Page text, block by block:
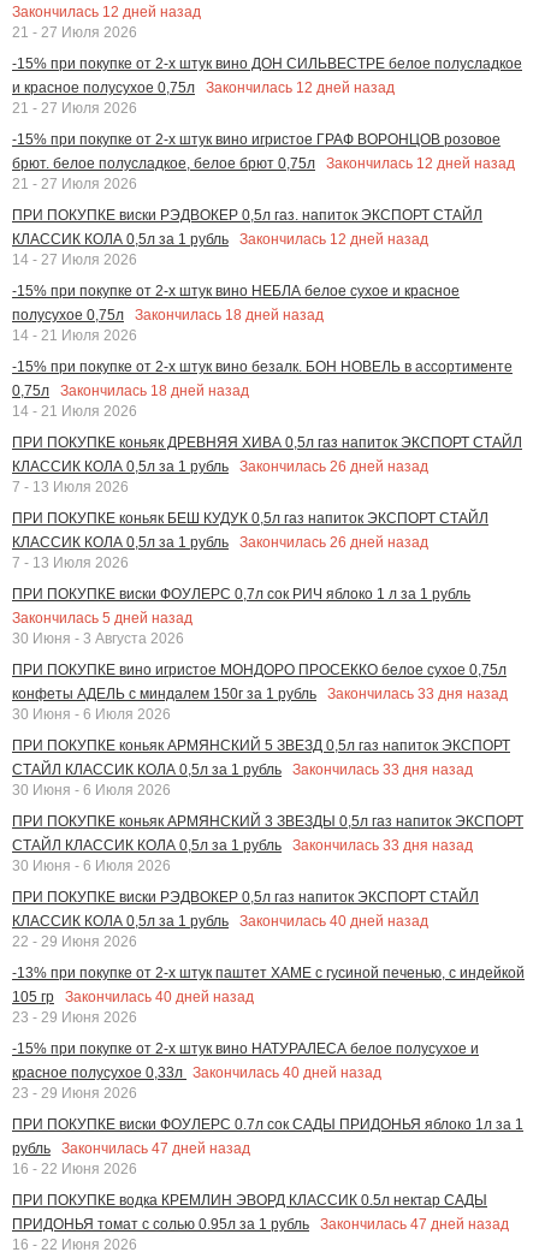
Закончилась 12 дней назад
21 - 27 Июля 2026
-15% при покупке от 2-х штук вино ДОН СИЛЬВЕСТРЕ белое полусладкое
и красное полусухое 0,75л
Закончилась 12 дней назад
21 - 27 Июля 2026
-15% при покупке от 2-х штук вино игристое ГРАФ ВОРОНЦОВ розовое
брют. белое полусладкое, белое брют 0,75л
Закончилась 12 дней назад
21 - 27 Июля 2026
ПРИ ПОКУПКЕ виски РЭДВОКЕР 0,5л газ. напиток ЭКСПОРТ СТАЙЛ
КЛАССИК КОЛА 0,5л за 1 рубль
Закончилась 12 дней назад
14 - 27 Июля 2026
-15% при покупке от 2-х штук вино НЕБЛА белое сухое и красное
полусухое 0,75л
Закончилась 18 дней назад
14 - 21 Июля 2026
-15% при покупке от 2-х штук вино безалк. БОН НОВЕЛЬ в ассортименте
0,75л
Закончилась 18 дней назад
14 - 21 Июля 2026
ПРИ ПОКУПКЕ коньяк ДРЕВНЯЯ ХИВА 0,5л газ напиток ЭКСПОРТ СТАЙЛ
КЛАССИК КОЛА 0,5л за 1 рубль
Закончилась 26 дней назад
7 - 13 Июля 2026
ПРИ ПОКУПКЕ коньяк БЕШ КУДУК 0,5л газ напиток ЭКСПОРТ СТАЙЛ
КЛАССИК КОЛА 0,5л за 1 рубль
Закончилась 26 дней назад
7 - 13 Июля 2026
ПРИ ПОКУПКЕ виски ФОУЛЕРС 0,7л сок РИЧ яблоко 1 л за 1 рубль
Закончилась 5 дней назад
30 Июня - 3 Августа 2026
ПРИ ПОКУПКЕ вино игристое МОНДОРО ПРОСЕККО белое сухое 0,75л
конфеты АДЕЛЬ с миндалем 150г за 1 рубль
Закончилась 33 дня назад
30 Июня - 6 Июля 2026
ПРИ ПОКУПКЕ коньяк АРМЯНСКИЙ 5 ЗВЕЗД 0,5л газ напиток ЭКСПОРТ
СТАЙЛ КЛАССИК КОЛА 0,5л за 1 рубль
Закончилась 33 дня назад
30 Июня - 6 Июля 2026
ПРИ ПОКУПКЕ коньяк АРМЯНСКИЙ 3 ЗВЕЗДЫ 0,5л газ напиток ЭКСПОРТ
СТАЙЛ КЛАССИК КОЛА 0,5л за 1 рубль
Закончилась 33 дня назад
30 Июня - 6 Июля 2026
ПРИ ПОКУПКЕ виски РЭДВОКЕР 0,5л газ напиток ЭКСПОРТ СТАЙЛ
КЛАССИК КОЛА 0,5л за 1 рубль
Закончилась 40 дней назад
22 - 29 Июня 2026
-13% при покупке от 2-х штук паштет ХАМЕ с гусиной печенью, с индейкой
105 гр
Закончилась 40 дней назад
23 - 29 Июня 2026
-15% при покупке от 2-х штук вино НАТУРАЛЕСА белое полусухое и
красное полусухое 0,33л Закончилась 40 дней назад
23 - 29 Июня 2026
ПРИ ПОКУПКЕ виски ФОУЛЕРС 0.7л сок САДЫ ПРИДОНЬЯ яблоко 1л за 1
рубль
Закончилась 47 дней назад
16 - 22 Июня 2026
ПРИ ПОКУПКЕ водка КРЕМЛИН ЭВОРД КЛАССИК 0.5л нектар САДЫ
ПРИДОНЬЯ томат с солью 0.95л за 1 рубль
Закончилась 47 дней назад
16 - 22 Июня 2026